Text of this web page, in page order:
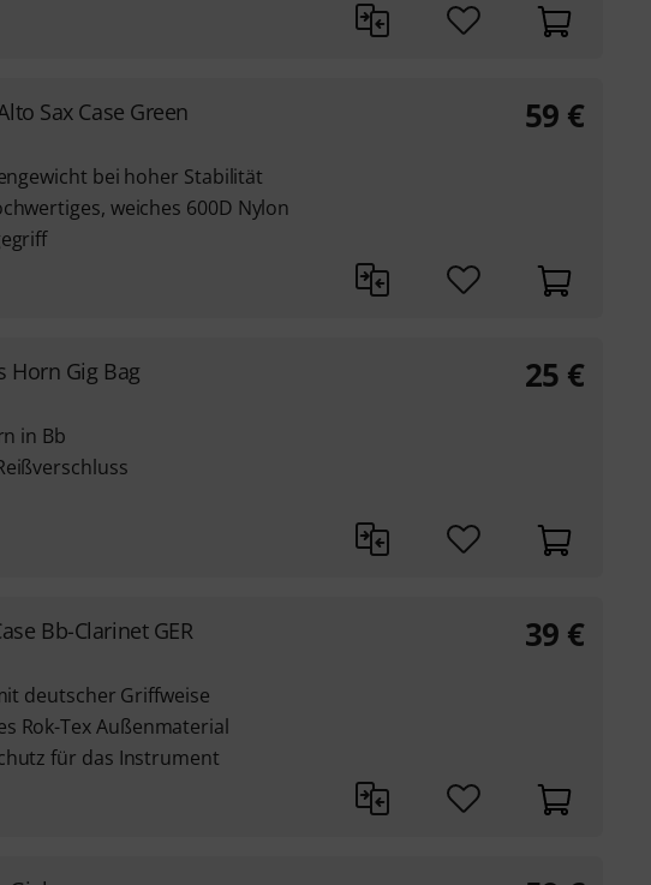
Sax Case Green
bei hoher Stabilität
weiches 600D Nylon
59 €
Horn Gig Bag
in Bb
25 €
Bb-Clarinet GER
deutscher Griffweise
Rok-Tex Außenmaterial
für das Instrument
39 €